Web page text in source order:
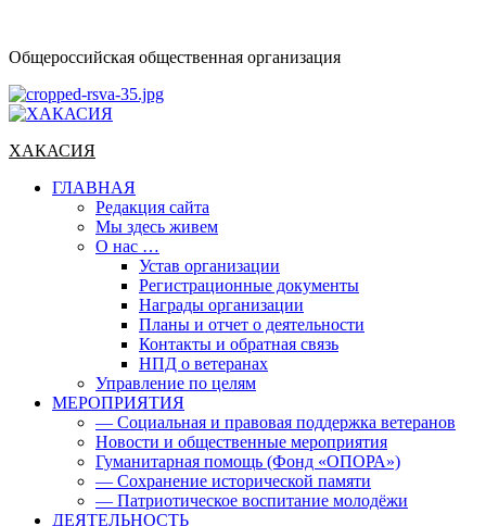
Общероссийская общественная организация
Основное
ХАКАСИЯ
ГЛАВНАЯ
Редакция сайта
Мы здесь живем
О нас …
Устав организации
Регистрационные документы
Награды организации
Планы и отчет о деятельности
Контакты и обратная связь
НПД о ветеранах
Управление по целям
МЕРОПРИЯТИЯ
— Социальная и правовая поддержка ветеранов
Новости и общественные мероприятия
Гуманитарная помощь (Фонд «ОПОРА»)
— Сохранение исторической памяти
— Патриотическое воспитание молодёжи
ДЕЯТЕЛЬНОСТЬ